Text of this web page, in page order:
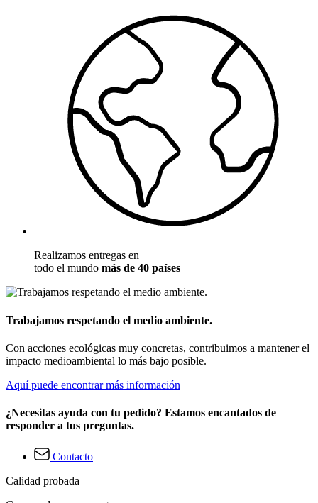
Realizamos entregas en
todo el mundo más de 40 países
Trabajamos respetando el medio ambiente.
Con acciones ecológicas muy concretas, contribuimos a mantener el
impacto medioambiental lo más bajo posible.
Aquí puede encontrar más información
¿Necesitas ayuda con tu pedido? Estamos encantados de
responder a tus preguntas.
Contacto
Calidad probada